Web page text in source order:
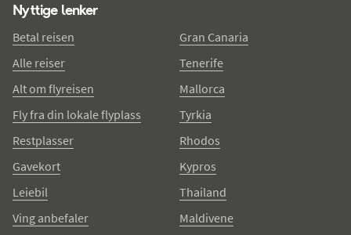
Nyttige lenker
Betal reisen
Alle reiser
Alt om flyreisen
Fly fra din lokale flyplass
Restplasser
Gavekort
Leiebil
Ving anbefaler
Gran Canaria
Tenerife
Mallorca
Tyrkia
Rhodos
Kypros
Thailand
Maldivene